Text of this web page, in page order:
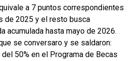
a 7 puntos correspondientes
de 2025 y el resto busca
acumulada hasta mayo de 2026.
se conversaro y se saldaron:
del 50% en el Programa de Becas